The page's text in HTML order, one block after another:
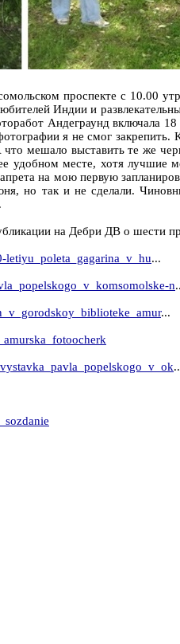
проспекте с 10.00
Индии и
Андеграунд включала
я не смог закрепить.
мешало выставить те же
удобном месте, хотя
на мою первую
но так и не сделали.
на Дебри ДВ о шести
...
n
...